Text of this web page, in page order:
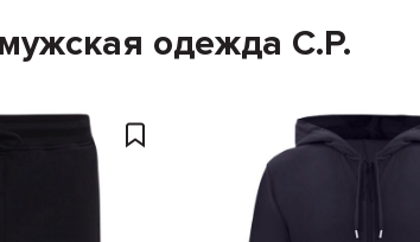
одежда C.P.